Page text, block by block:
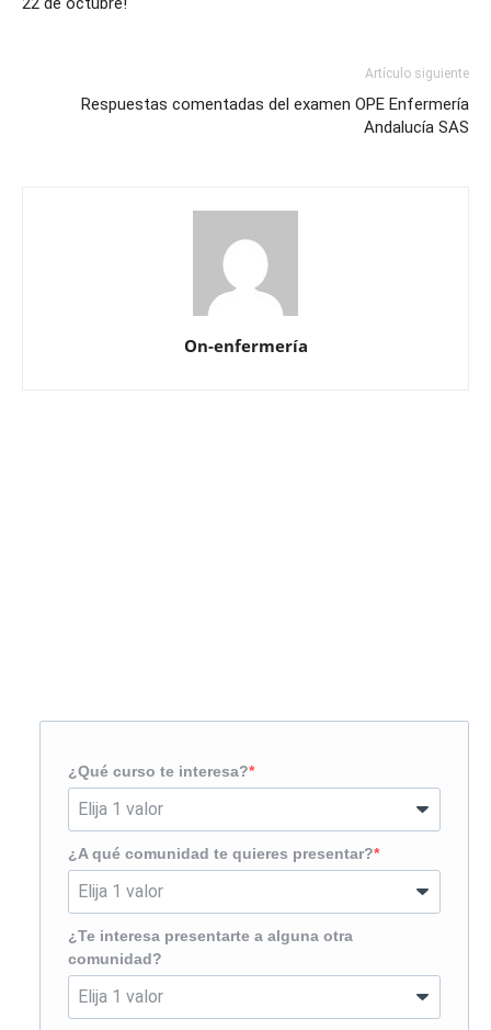
Artículo siguiente
Respuestas comentadas del examen OPE Enfermería
Andalucía SAS
On-enfermería
¿Qué curso te interesa?
¿A qué comunidad te quieres presentar?
¿Te interesa presentarte a alguna otra
comunidad?